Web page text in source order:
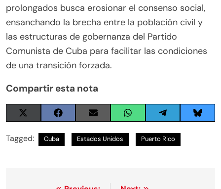
prolongados busca erosionar el consenso social,
ensanchando la brecha entre la población civil y
las estructuras de gobernanza del Partido
Comunista de Cuba para facilitar las condiciones
de una transición forzada.
Compartir esta nota
Share
on
X
(Twitter)
Share
on
Facebook
Share
on
Email
Share
on
WhatsApp
Share
on
Telegram
Share
on
Tagged: Cuba Estados Unidos Puerto Rico